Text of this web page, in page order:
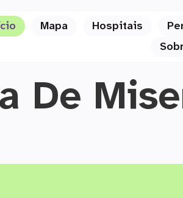
Mapa Hospitais
De